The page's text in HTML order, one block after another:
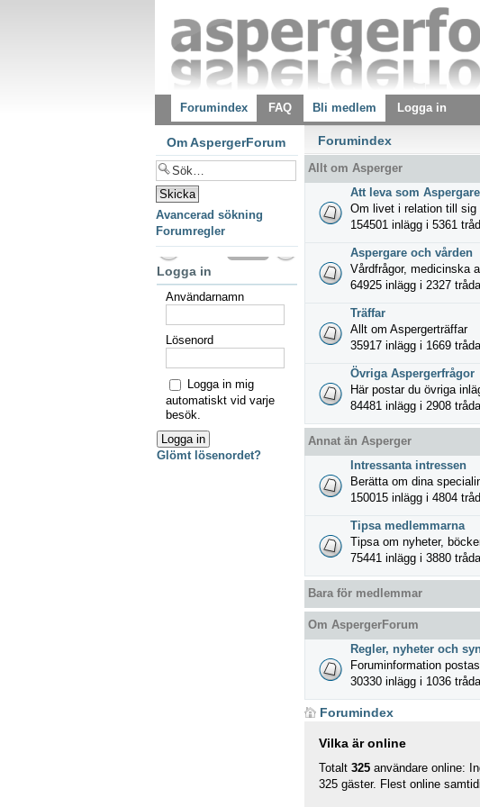
Forumindex FAQ Bli medlem Logga in
Forumindex
Allt om Asperger
Att leva som Aspergare
Om livet i relation till sig
154501 inlägg i 5361
Aspergare och vården
Vårdfrågor, medicinska
64925 inlägg i 2327
Träffar
Allt om Aspergerträffar
35917 inlägg i 1669
Övriga Aspergerfrågor
Här postar du övriga
84481 inlägg i 2908
Annat än Asperger
Intressanta intressen
Berätta om dina
150015 inlägg i 4804
Tipsa medlemmarna
Tipsa om nyheter,
75441 inlägg i 3880
Bara för medlemmar
Om AspergerForum
Regler, nyheter och
Foruminformation
30330 inlägg i 1036
Forumindex
Vilka är online
Totalt 325 användare online:
325 gäster. Flest online
Om AspergerForum
Avancerad sökning
Forumregler
Logga in
Användarnamn
Lösenord
Logga in mig
automatiskt vid varje
besök.
Glömt lösenordet?